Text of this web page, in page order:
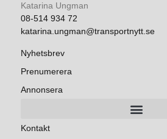
Katarina Ungman
08-514 934 72
katarina.ungman@transportnytt.se
Nyhetsbrev
Prenumerera
Annonsera
Kontakt